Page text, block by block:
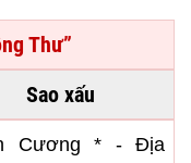
Thư”
Sao xấu
Cương * - Địa